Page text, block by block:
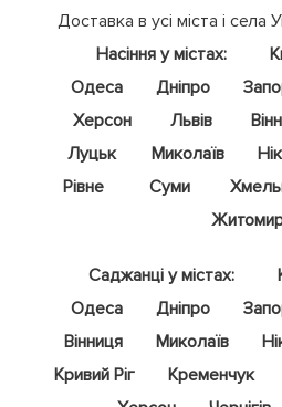
Доставка в усі міста і села
Насіння у містах:
Одеса
Дніпро
Херсон
Львів
Луцьк
Миколаїв
Рівне
Суми
Саджанці у містах:
Одеса
Дніпро
Вінниця
Миколаїв
Кривий Ріг
Кременчук